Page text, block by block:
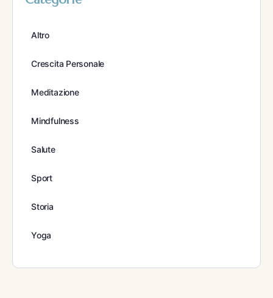
Altro
Crescita Personale
Meditazione
Mindfulness
Salute
Sport
Storia
Yoga